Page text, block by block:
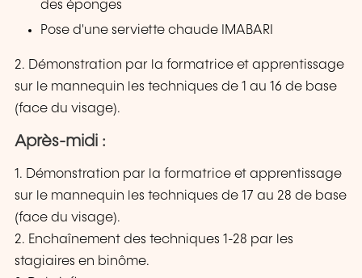
des éponges
Pose d'une serviette chaude IMABARI
2. Démonstration par la formatrice et apprentissage
sur le mannequin les techniques de 1 au 16 de base
(face du visage).
Après-midi :
1. Démonstration par la formatrice et apprentissage
sur le mannequin les techniques de 17 au 28 de base
(face du visage).
2. Enchaînement des techniques 1-28 par les
stagiaires en binôme.